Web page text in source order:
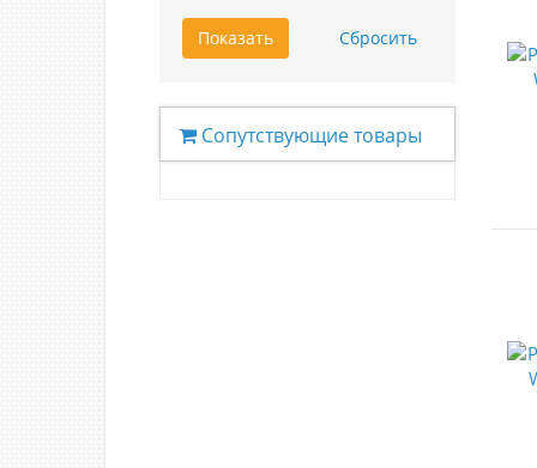
Сопутствующие товары